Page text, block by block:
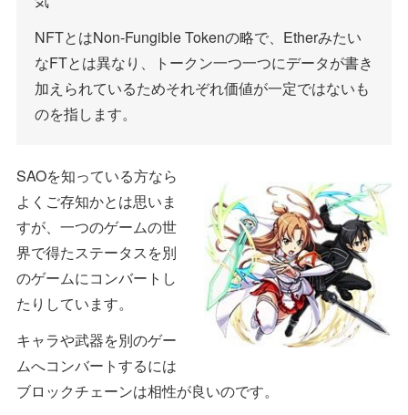
NFTとはNon-Fungible Tokenの略で、Etherみたい
なFTとは異なり、トークン一つ一つにデータが書き
加えられているためそれぞれ価値が一定ではないも
のを指します。
SAOを知っている方なら
よくご存知かとは思いま
すが、一つのゲームの世
界で得たステータスを別
のゲームにコンバートし
たりしています。
キャラや武器を別のゲー
ムへコンバートするには
ブロックチェーンは相性が良いのです。